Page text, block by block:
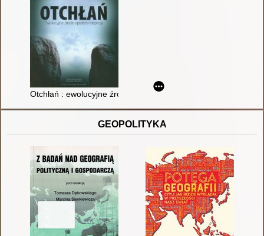
Otchłań : ewolucyjne źródła epidemii depresji
GEOPOLITYKA